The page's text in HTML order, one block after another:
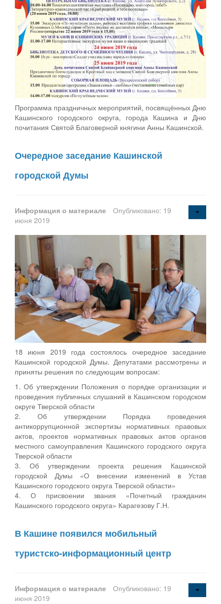
Программа праздничных мероприятий, посвящённых Дню
Кашинского городского округа, города Кашина и Дню
почитания Святой Благоверной княгини Анны Кашинской.
Очередное заседание Кашинской
городской Думы
Информация о материале
Опубликовано: 19
июня 2019
18 июня 2019 года состоялось очередное заседание
Кашинской городской Думы. Депутатами рассмотрены и
приняты решения по следующим вопросам:
1. Об утверждении Положения о порядке организации и
проведения публичных слушаний в Кашинском городском
округе Тверской области
2. Об утверждении Порядка проведения
антикоррупционной экспертизы нормативных правовых
актов, проектов нормативных правовых актов органов
местного самоуправления Кашинского городского округа
Тверской области
3. Об утверждении проекта решения Кашинской
городской Думы «О внесении изменений в Устав
Кашинского городского округа Тверской области»
4. О присвоении звания «Почетный гражданин
Кашинского городского округа» Карагезову Г.Н.
В Кашине появился мобильный
туристско-информационный центр
Информация о материале
Опубликовано: 19
июня 2019